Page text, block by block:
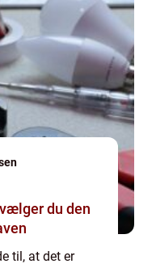
til, at det er